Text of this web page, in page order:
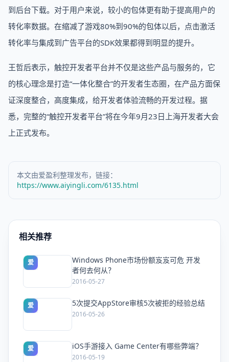
到后台下载。对于用户来说，较小的包体更有助于提高用户的
转化率数据。在缩减了游戏80%到90%的包体以后，点击激活
转化率与集成到广告平台的SDK效果都得到明显的提升。
王哲后表示，触控开发者平台并不仅是这些产品与服务的，它
的核心理念是打造“一体化整合”的开发者生态圈，在产品方面保
证深度整合，高度集成，给开发者体验流畅的开发过程。据
悉，完整的“触控开发者平台”将在今年9月23日上海开发者大会
上正式发布。
本文由爱盈利整理发布，链接：
https://www.aiyingli.com/6135.html
相关推荐
爱
Windows Phone市场份额岌岌可危 开发
者何去何从？
2016-05-27
爱 5次提交AppStore审核5次被拒的经验总结
2016-05-26
爱 iOS手游接入 Game Center有哪些弊端？
2016-05-19